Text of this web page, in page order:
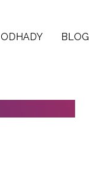
ODHADY BLOG